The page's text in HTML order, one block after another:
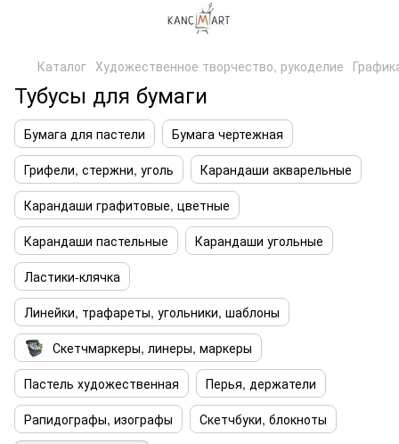
Каталог Художественное творчество, рукоделие
Тубусы для бумаги
Бумага для пастели
Бумага чертежная
Грифели, стержни, уголь
Карандаши акварельные
Карандаши графитовые, цветные
Карандаши пастельные
Карандаши угольные
Ластики-клячка
Линейки, трафареты, угольники, шаблоны
Скетчмаркеры, линеры, маркеры
Пастель художественная
Перья, держатели
Рапидографы, изографы
Скетчбуки, блокноты